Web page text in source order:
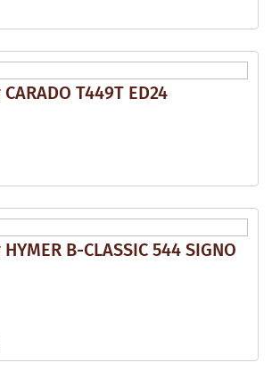
T449T ED24
B-CLASSIC 544 SIGNO